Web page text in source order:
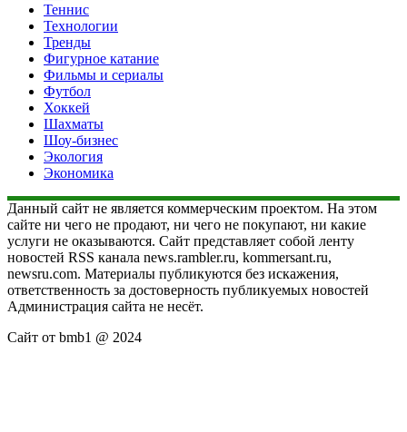
Теннис
Технологии
Тренды
Фигурное катание
Фильмы и сериалы
Футбол
Хоккей
Шахматы
Шоу-бизнес
Экология
Экономика
Данный сайт не является коммерческим проектом. На этом
сайте ни чего не продают, ни чего не покупают, ни какие
услуги не оказываются. Сайт представляет собой ленту
новостей RSS канала news.rambler.ru, kommersant.ru,
newsru.com. Материалы публикуются без искажения,
ответственность за достоверность публикуемых новостей
Администрация сайта не несёт.
Сайт от bmb1 @ 2024